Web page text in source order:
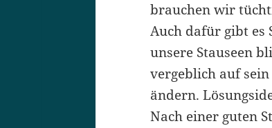
brauchen wir
Auch dafür gibt es
unsere Stauseen
vergeblich auf
ändern.
Nach einer guten